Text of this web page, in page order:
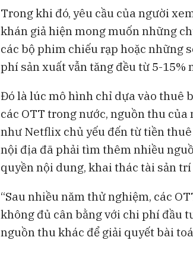
Trong khi đó, yêu cầu của người
khán giả hiện mong muốn những
các bộ phim chiếu rạp hoặc những
phí sản xuất vẫn tăng đều từ 5-15%
Đó là lúc mô hình chỉ dựa vào thuê
các OTT trong nước, nguồn thu
như Netflix chủ yếu đến từ tiền
nội địa đã phải tìm thêm nhiều
quyền nội dung, khai thác tài sản
“Sau nhiều năm thử nghiệm, các
không đủ cân bằng với chi phí đầu
nguồn thu khác để giải quyết bài